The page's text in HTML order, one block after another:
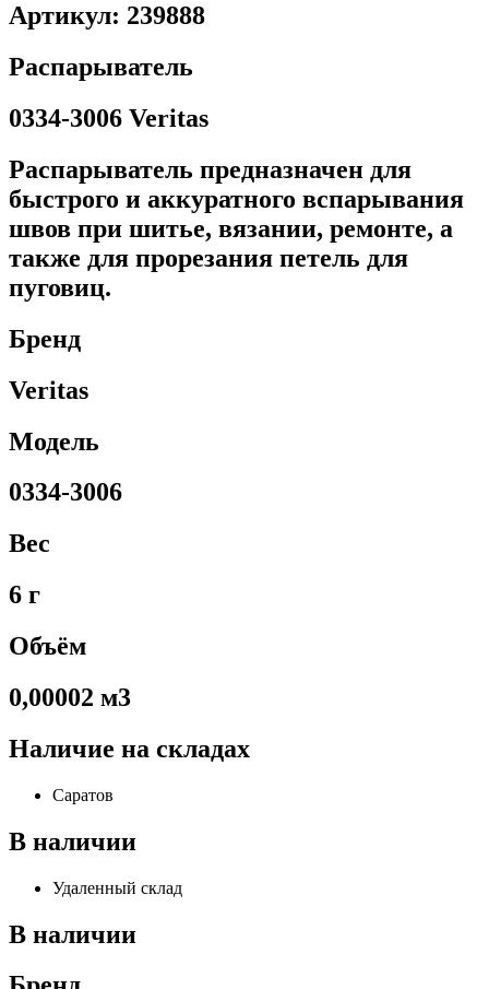
Артикул: 239888
Распарыватель
0334-3006 Veritas
Распарыватель предназначен для
быстрого и аккуратного вспарывания
швов при шитье, вязании, ремонте, а
также для прорезания петель для
пуговиц.
Бренд
Veritas
Модель
0334-3006
Вес
6 г
Объём
0,00002 м3
Наличие на складах
Саратов
В наличии
Удаленный склад
В наличии